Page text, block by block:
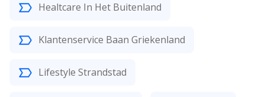
Healtcare In Het Buitenland
Klantenservice Baan Griekenland
Lifestyle Strandstad